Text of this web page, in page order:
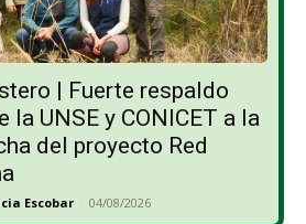
| Fuerte respaldo
UNSE y CONICET a la
del proyecto Red
Escobar - 04/08/2026